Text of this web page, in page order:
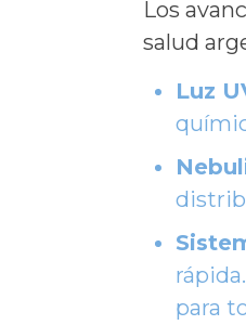
Los
salud
Luz
para